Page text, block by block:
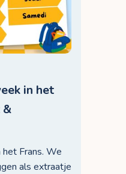
in het
&
Frans. We
als extraatje